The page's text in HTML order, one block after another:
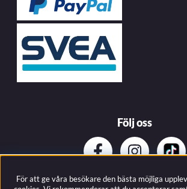
Följ oss
Prenumerera på vårat
För att ge våra besökare den bästa möjliga